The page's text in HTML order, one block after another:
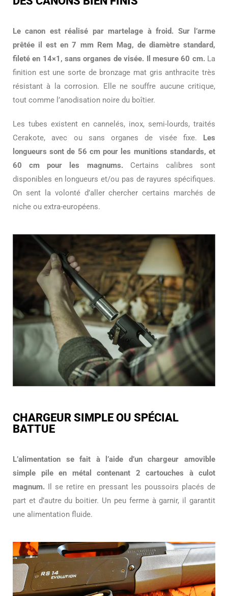
Le canon est réalisé par martelage à froid. Sur l’arme
prêtée il est en 7 mm Rem Mag, de diamètre standard,
fileté en 14×1, sans organes de visée. Il mesure 60 cm.La
finition est une sorte de bronzage mat gris anthracite très
résistant à la corrosion. Elle ne souffre aucune critique,
tout comme l’anodisation noire du boîtier.
Les tubes existent en cannelés, inox, semi-lourds, traités
Cerakote, avec ou sans organes de visée fixe. Les
longueurs sont de 56 cm pour les munitions standards, et
60 cm pour les magnums.Certains calibres sont
disponibles en longueurs et/ou pas de rayures spécifiques.
On sent la volonté d’aller chercher certains marchés de
niche ou extra-européens.
CHARGEUR SIMPLE OU SPÉCIAL
BATTUE
L’alimentation se fait à l’aide d’un chargeur amovible
simple pile en métal contenant 2 cartouches à culot
magnum. Il se retire en pressant les poussoirs placés de
part et d’autre du boitier. Un peu ferme à garnir, il garantit
une alimentation fluide.